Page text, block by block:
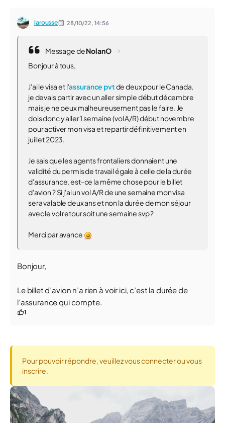
larousse 28/10/22, 14:56
Message deNolanO
Bonjour à tous,
J'ai le visa et l'assurance pvtde deux pour le Canada,
je devais partir avec un aller simple début décembre
mais je ne peux malheureusement pas le faire. Je
dois donc y aller 1 semaine (vol A/R) début novembre
pour activer mon visa et repartir définitivement en
juillet 2023.
Je sais que les agents frontaliers donnaient une
validité du permis de travail égale à celle de la durée
d'assurance, est-ce la même chose pour le billet
d'avion ? Si j'ai un vol A/R de une semaine mon visa
sera valable deux ans et non la durée de mon séjour
avec le vol retour soit une semaine svp ?
Merci par avance
Bonjour,
Le billet d’avion n’a rien à voir ici, c’est la durée de
l’assurance qui compte.
1
Pour pouvoir répondre, veuillez vous connecter ou vous
inscrire.